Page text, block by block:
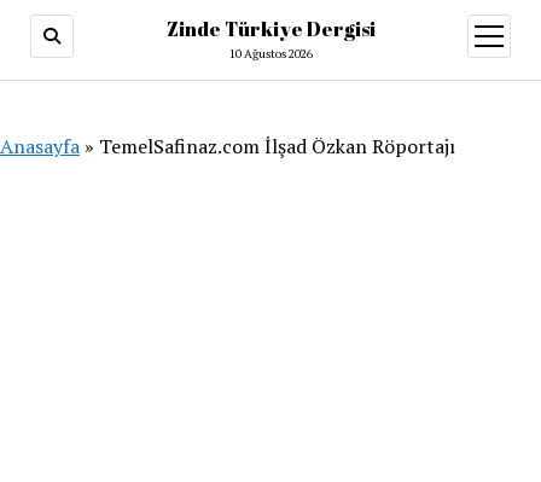
Zinde Türkiye Dergisi
10 Ağustos 2026
aç
Anasayfa » TemelSafinaz.com İlşad Özkan Röportajı